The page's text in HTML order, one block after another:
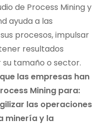
de Process Mining y
ayuda a las
procesos, impulsar
resultados
tamaño o sector.
las empresas han
Mining para:
las operaciones
minería y la